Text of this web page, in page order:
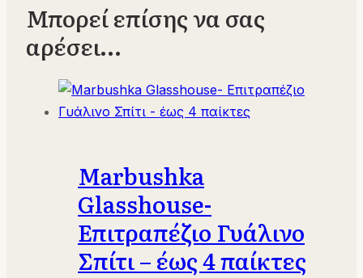
Μπορεί επίσης να σας
αρέσει…
Marbushka
Glasshouse-
Επιτραπέζιο Γυάλινο
Σπίτι – έως 4 παίκτες